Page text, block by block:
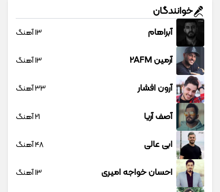
خوانندگان
آبراهام 13 آهنگ
آرمین 2AFM 13 آهنگ
آرون افشار 33 آهنگ
آصف آریا 21 آهنگ
ابی عالی 48 آهنگ
احسان خواجه امیری 13 آهنگ